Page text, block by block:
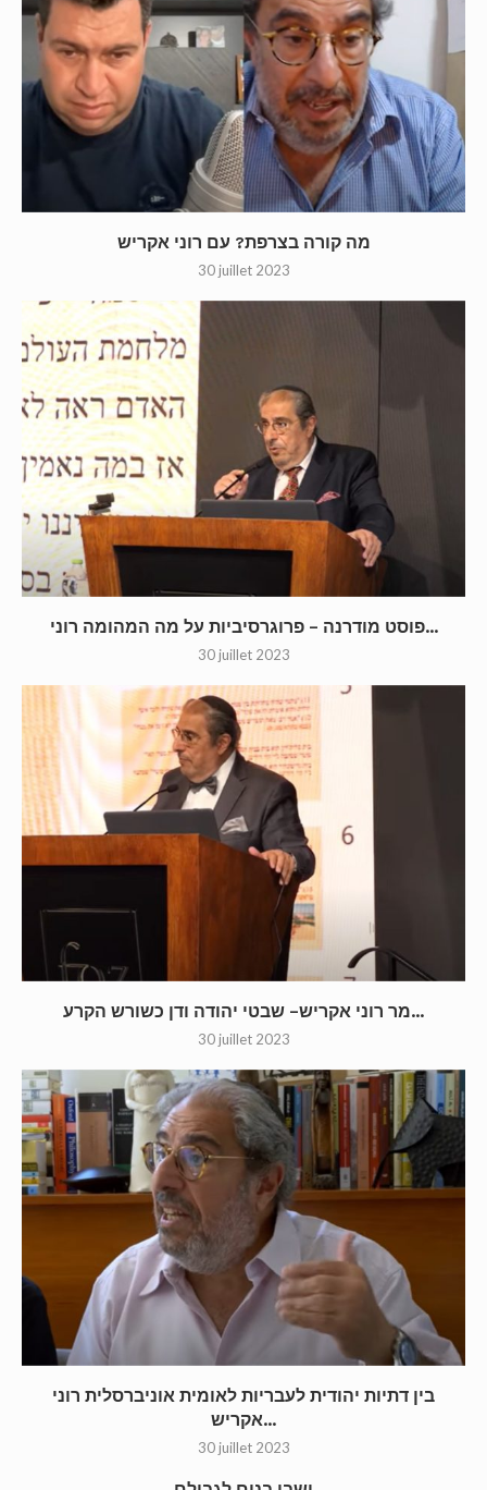
מה קורה בצרפת? עם רוני אקריש
30 juillet 2023
פוסט מודרנה – פרוגרסיביות על מה המהומה רוני...
30 juillet 2023
מר רוני אקריש– שבטי יהודה ודן כשורש הקרע...
30 juillet 2023
בין דתיות יהודית לעבריות לאומית אוניברסלית רוני
אקריש...
30 juillet 2023